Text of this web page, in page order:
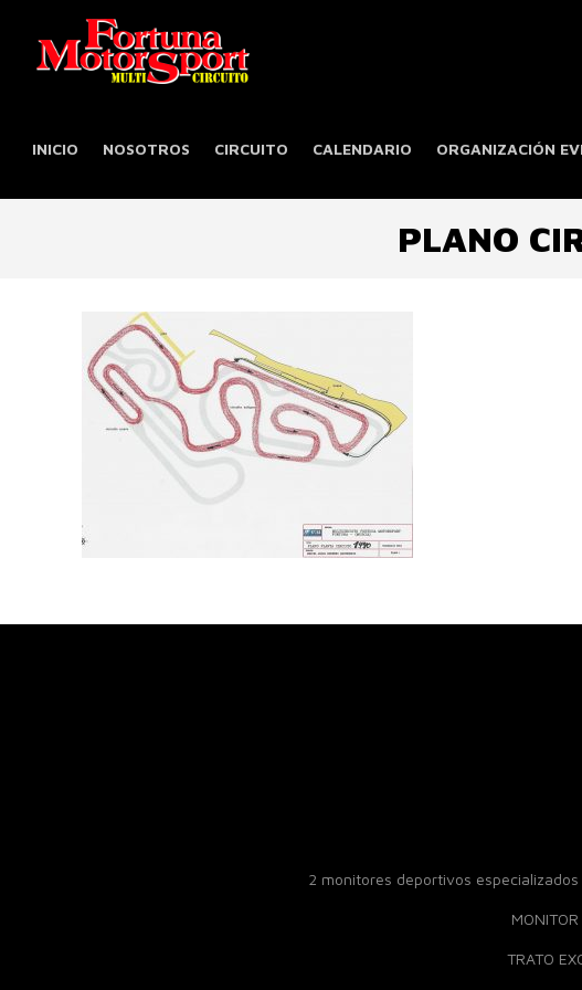
INICIO NOSOTROS CIRCUITO CALENDARIO ORGANIZACIÓN
PLANO
2 monitores deportivos
TRATO